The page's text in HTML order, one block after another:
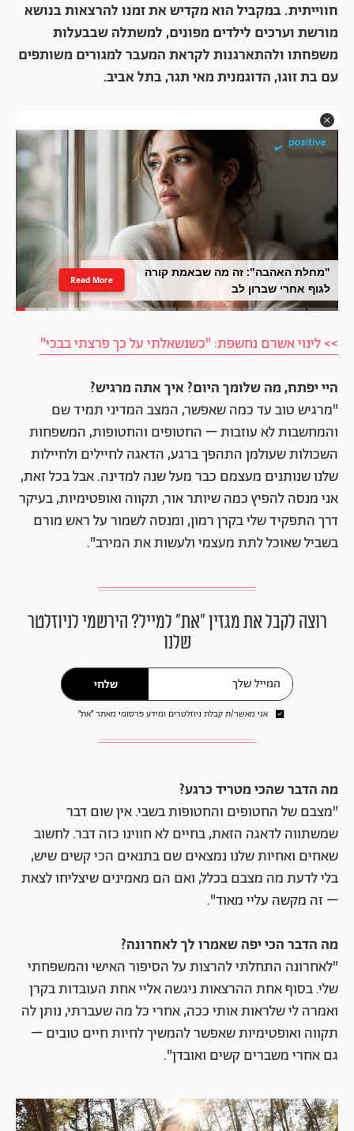
חווייתית. במקביל הוא מקדיש את זמנו להרצאות בנושא
מורשת וערכים לילדים מפונים, למשתלה שבבעלות
משפחתו ולהתארגנות לקראת המעבר למגורים משותפים
עם בת זוגו, הדוגמנית מאי תגר, בתל אביב.
"מחלת האהבה": זה מה שבאמת קורה
לגוף אחרי שברון לב
Read More
>> לינוי אשרם נחשפת: "כשנשאלתי על כך פרצתי בבכי"
היי יפתח, מה שלומך היום? איך אתה מרגיש?
"מרגיש טוב עד כמה שאפשר, המצב המדיני תמיד שם
והמחשבות לא עוזבות – החטופים והחטופות, המשפחות
השכולות שעולמן התהפך ברגע, הדאגה לחיילים ולחיילות
שלנו שנותנים מעצמם כבר מעל שנה למדינה. אבל בכל זאת,
אני מנסה להפיץ כמה שיותר אור, תקווה ואופטימיות, בעיקר
דרך התפקיד שלי בקרן רמון, ומנסה לשמור על ראש מורם
בשביל שאוכל לתת מעצמי ולעשות את המירב".
רוצה לקבל את מגזין ״את״ למייל? הירשמי לניוזלטר
שלנו
שלחי
אני מאשר/ת קבלת ניוזלטרים ומידע פרסומי מאתר ״את״
מה הדבר שהכי מטריד כרגע?
"מצבם של החטופים והחטופות בשבי. אין שום דבר
שמשתווה לדאגה הזאת, בחיים לא חווינו כזה דבר. לחשוב
שאחים ואחיות שלנו נמצאים שם בתנאים הכי קשים שיש,
בלי לדעת מה מצבם בכלל, ואם הם מאמינים שיצליחו לצאת
– זה מקשה עליי מאוד".
מה הדבר הכי יפה שאמרו לך לאחרונה?
"לאחרונה התחלתי להרצות על הסיפור האישי והמשפחתי
שלי. בסוף אחת ההרצאות ניגשה אליי אחת העובדות בקרן
ואמרה לי שלראות אותי ככה, אחרי כל מה שעברתי, נותן לה
תקווה ואופטימיות שאפשר להמשיך לחיות חיים טובים –
גם אחרי משברים קשים ואובדן".